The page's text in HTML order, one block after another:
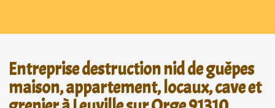
Entreprise destruction nid de guêpes
maison, appartement, locaux, cave et